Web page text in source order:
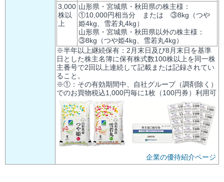
3,000
株以
上
山形県・宮城県・秋田県の株主様：
①10,000円相当分 または ③8kg（つや
姫4kg、雪若丸4kg）
山形県・宮城県・秋田県以外の株主様：
③8kg（つや姫4kg、雪若丸4kg）
※半年以上継続保有：2月末日及び8月末日を基準
日とした株主名簿に保有株式数100株以上を同一株
主番号で2回以上連続して記載または記録されてい
ること。
※①：その有効期間中、自社グループ（調剤除く）
でのお買物税込1,000円毎に1枚（100円券）利用可
企業の優待紹介ページ